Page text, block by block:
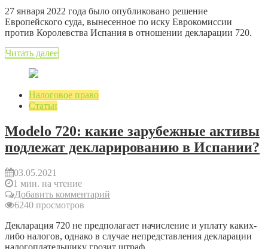
27 января 2022 года было опубликовано решение
Европейского суда, вынесенное по иску Еврокомиссии
против Королевства Испания в отношении декларации 720.
Читать далее
Налоговое право
Статьи
Modelo 720: какие зарубежные активы
подлежат декларированию в Испании?
03.05.2021
1 мин. на чтение
Добавить комментарий
6240 просмотров
Декларация 720 не предполагает начисление и уплату каких-
либо налогов, однако в случае непредставления декларации
налогоплательщику грозит штраф.